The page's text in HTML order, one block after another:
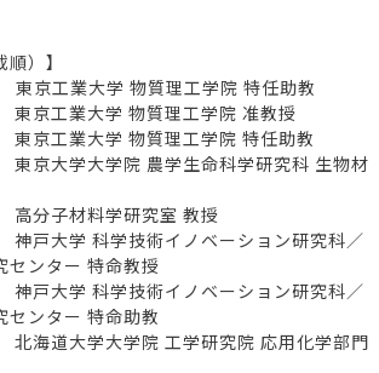
）】
京工業大学 物質理工学院 特任助教
業大学 物質理工学院 准教授
業大学 物質理工学院 特任助教
学大学院 農学生命科学研究科 生物材
学研究室 教授
学 科学技術イノベーション研究科／
センター 特命教授
科学技術イノベーション研究科／
センター 特命助教
大学大学院 工学研究院 応用化学部門